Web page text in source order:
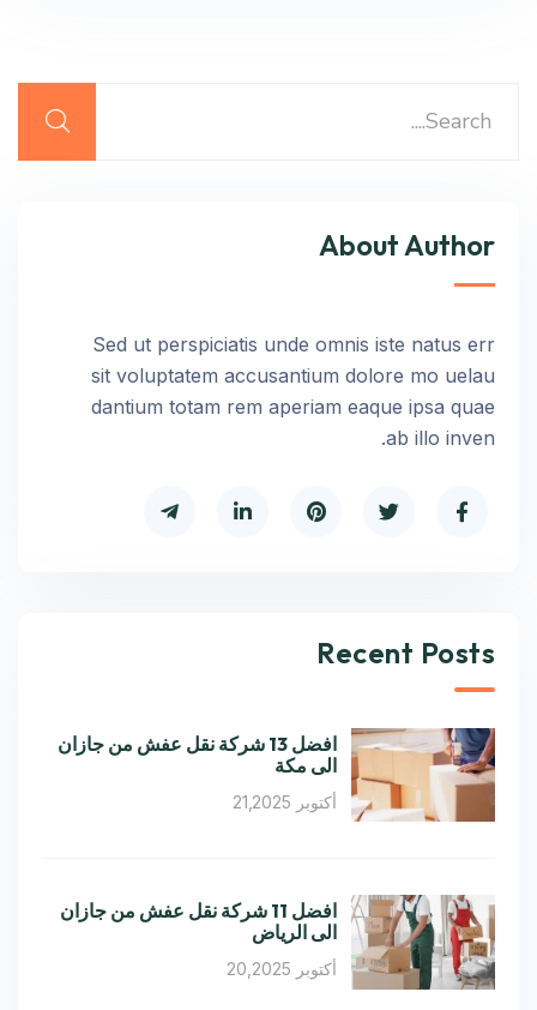
About Author
Sed ut perspiciatis unde omnis iste natus err
sit voluptatem accusantium dolore mo uelau
dantium totam rem aperiam eaque ipsa quae
ab illo inven.
Recent Posts
افضل 13 شركة نقل عفش من جازان
الى مكة
أكتوبر 21,2025
افضل 11 شركة نقل عفش من جازان
الى الرياض
أكتوبر 20,2025